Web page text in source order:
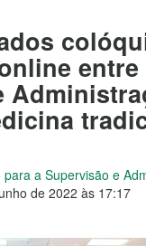
para a Supervisão e
de 2022 às 17:17